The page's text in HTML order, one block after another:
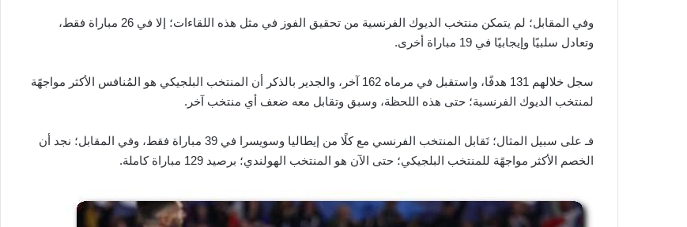
وفي المقابل؛ لم يتمكن منتخب الديوك الفرنسية من تحقيق الفوز في مثل هذه اللقاءات؛ إلا في 26 مباراة فقط،
وتعادل سلبيًا وإيجابيًا في 19 مباراة أخرى.
سجل خلالهم 131 هدفًا، واستقبل في مرماه 162 آخر، والجدير بالذكر أن المنتخب البلجيكي هو المُنافس الأكثر مواجهًة
لمنتخب الديوك الفرنسية؛ حتى هذه اللحظة، وسبق وتقابل معه ضعف أي منتخب آخر.
فـ على سبيل المثال؛ تَقابل المنتخب الفرنسي مع كلًا من إيطاليا وسويسرا في 39 مباراة فقط، وفي المقابل؛ نجد أن
الخصم الأكثر مواجهًة للمنتخب البلجيكي؛ حتى الآن هو المنتخب الهولندي؛ برصيد 129 مباراة كاملة.